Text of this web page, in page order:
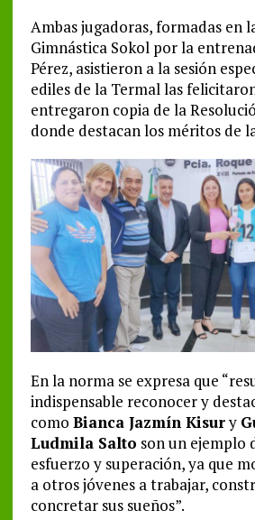
Ambas jugadoras, formadas en
Gimnástica Sokol por la
Pérez, asistieron a la sesión
ediles de la Termal las
entregaron copia de la
donde destacan los méritos de
En la norma se expresa que
indispensable reconocer y
como Bianca Jazmín Kisury
Ludmila Salto son un ejemplo
esfuerzo y superación, ya que
a otros jóvenes a trabajar,
concretar sus sueños”.